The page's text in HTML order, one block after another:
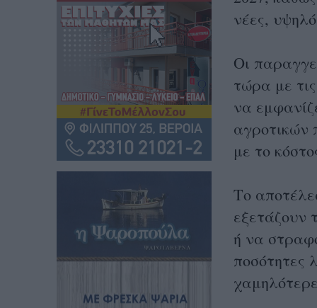
νέες,
Οι
τώρα με
να
αγροτικών
με το
Το
εξετάζουν
ή να
ποσότητες